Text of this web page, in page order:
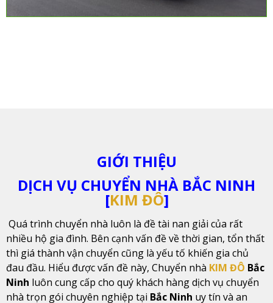
GIỚI THIỆU
DỊCH VỤ CHUYỂN NHÀ BẮC NINH
[KIM ĐÔ]
Quá trình chuyển nhà luôn là đề tài nan giải của rất
nhiều hộ gia đình. Bên cạnh vấn đề về thời gian, tổn thất
thì giá thành vận chuyển cũng là yếu tố khiến gia chủ
đau đầu. Hiểu được vấn đề này, Chuyển nhà KIM ĐÔ Bắc
Ninh luôn cung cấp cho quý khách hàng dịch vụ chuyển
nhà trọn gói chuyên nghiệp tại Bắc Ninh uy tín và an